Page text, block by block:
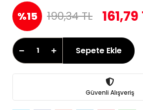
%15 190,34 TL 161,79
Sepete Ekle
Güvenli Alışveriş